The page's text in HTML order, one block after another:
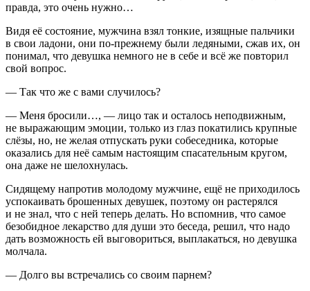
правда, это очень нужно…
Видя её состояние, мужчина взял тонкие, изящные пальчики
в свои ладони, они по-прежнему были ледяными, сжав их, он
понимал, что девушка немного не в себе и всё же повторил
свой вопрос.
— Так что же с вами случилось?
— Меня бросили…, — лицо так и осталось неподвижным,
не выражающим эмоции, только из глаз покатились крупные
слёзы, но, не желая отпускать руки собеседника, которые
оказались для неё самым настоящим спасательным кругом,
она даже не шелохнулась.
Сидящему напротив молодому мужчине, ещё не приходилось
успокаивать брошенных девушек, поэтому он растерялся
и не знал, что с ней теперь делать. Но вспомнив, что самое
безобидное лекарство для души это беседа, решил, что надо
дать возможность ей выговориться, выплакаться, но девушка
молчала.
— Долго вы встречались со своим парнем?